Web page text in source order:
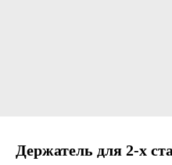
Держатель для 2-х